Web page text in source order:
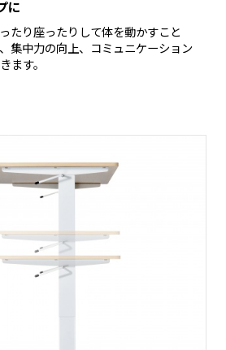
に
たり座ったりして体を動かすこと
集中力の向上、コミュニケーション
ます。